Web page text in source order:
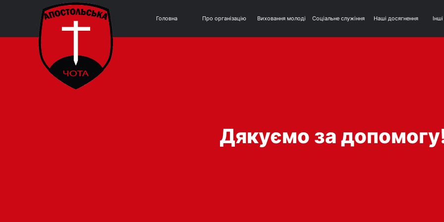
Головна Про організацію Виховання молоді Соціальне служіння Наші досягнення
Дякуємо за